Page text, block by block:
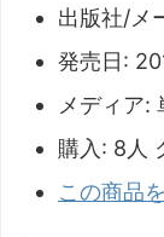
出版社/メ
発売日:
メディア:
購入 : 8人
この商品